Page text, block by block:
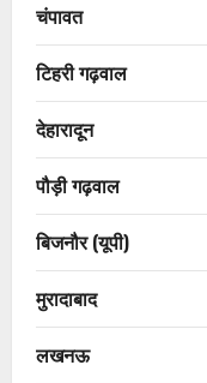
चंपावत
टिहरी गढ़वाल
देहारादून
पौड़ी गढ़वाल
बिजनौर (यूपी)
मुरादाबाद
लखनऊ